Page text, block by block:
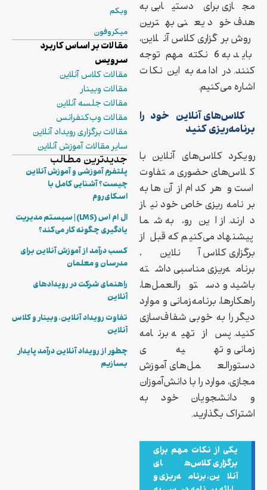
مجازی برای دستیابی به
هدف خود یعنی بهترین
روش برگزاری کلاس آنلاین،
باید به 6 نکته مهم توجه
کنند. در ادامه به این نکات
اشاره می‌کنیم.
کلاس‌های آنلاین خود را
برنامه‌ریزی کنید
رویکرد کلاس‌‌های آنلاین با
کلاس‌های حضوری متفاوت
است و هر کدام از آن‌ها به
برنامه‌ریزی خاص خود نیاز
دارند. از این رو، به شما
پیشنهاد می‌کنیم که قبل از
برگزاری کلاس آنلاین،
برنامه‌ریزی مناسبی داشته
باشید و دستورالعمل‌ها،
راهکارها، برنامه‌زمانی و موارد
دیگر را به خوبی شفاف‌سازی
کنید. پس از تهیه برنامه‌‌
زمانی و تهیه‌ی
دستورالعمل‌های آموزش
مجازی، موارد را با دانش‌آموزان
و دانشجویان خود به
اشتراک بگذارید.
یکی از نکات مهم برای
برگزاری کلاس‌های
آنلاین، برنامه‌ریزی و
وبکم
میکروفون
مقالات بر اساس کاربرد
سرویس
مقالات کلاس آنلاین
مقالات وبینار
مقالات جلسه آنلاین
مقالات وب‌کنفرانس
مقالات برگزاری رویداد آنلاین
سایر مقالات آموزش آنلاین
جدیدترین مطالب
پلتفرم آموزشی و آموزش آنلاین
چیست؟ آشنایی کامل با
اسکای‌روم
ال ام اس (LMS) | سیستم مدیریت
یادگیری چگونه کار می‌کند؟
کسب درآمد از آموزش آنلاین برای
مدرسان و معلمان
راهنمای شرکت در رویدادهای
آنلاین
تفاوت رویداد آنلاین، وبینار و کلاس
آنلاین
چطور از رویداد آنلاین درآمد پایدار
بسازیم